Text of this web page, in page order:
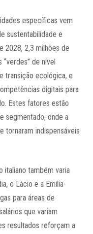
específicas vem
sustentabilidade e
2028, 2,3 milhões de
de nível
transição ecológica, e
digitais para
Estes fatores estão
segmentado, onde a
tornaram indispensáveis
italiano também varia
o Lácio e a Emilia-
para áreas de
que variam
resultados reforçam a